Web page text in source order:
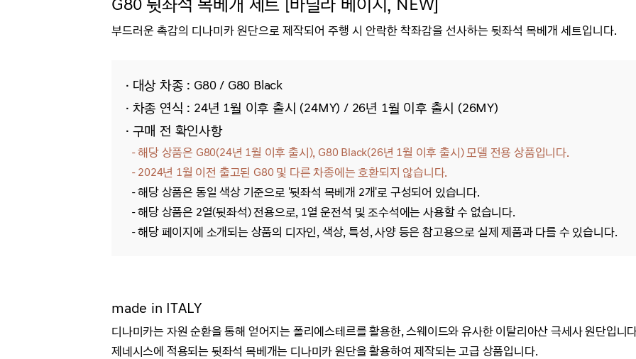
G80 뒷좌석 목베개 세트 [바닐라 베이지 , NEW]
부드러운 촉감의 디나미카 원단으로 제작되어 주행 시 안락한 착좌감을 선사하는 뒷좌석 목베개 세트입니다.
· 대상 차종 : G80 / G80 Black
· 차종 연식 : 24년 1월 이후 출시 (24MY) / 26년 1월 이후 출시 (26MY)
· 구매 전 확인사항
- 해당 상품은 G80(24년 1월 이후 출시), G80 Black(26년 1월 이후 출시)모델 전용 상품입니다.
- 2024년 1월 이전 출고된 G80 및 다른 차종에는 호환되지 않습니다.
- 해당 상품은 동일 색상 기준으로 '뒷좌석 목베개 2개'로 구성되어 있습니다.
- 해당 상품은 2열(뒷좌석) 전용으로, 1열 운전석 및 조수석에는 사용할 수 없습니다.
- 해당 페이지에 소개되는 상품의 디자인, 색상, 특성, 사양 등은 참고용으로 실제 제품과 다를 수 있습니다.
made in ITALY
디나미카는 자원 순환을 통해 얻어지는 폴리에스테르를 활용한, 스웨이드와 유사한 이탈리아산 극세사 원단입니
제네시스에 적용되는 뒷좌석 목베개는 디나미카 원단을 활용하여 제작되는 고급 상품입니다.